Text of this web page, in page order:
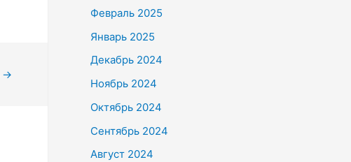
→
Февраль 2025
Январь 2025
Декабрь 2024
Ноябрь 2024
Октябрь 2024
Сентябрь 2024
Август 2024